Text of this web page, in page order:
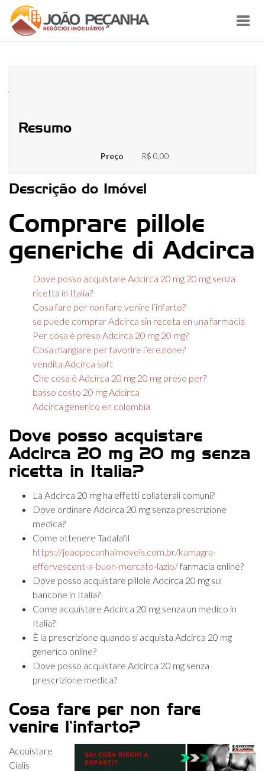
Resumo
Preço R$ 0,00
Descrição do Imóvel
Comprare pillole
generiche di Adcirca
Dove posso acquistare Adcirca 20 mg 20 mg senza
ricetta in Italia?
Cosa fare per non fare venire l’infarto?
se puede comprar Adcirca sin receta en una farmacia
Per cosa è preso Adcirca 20 mg 20 mg?
Cosa mangiare per favorire l’erezione?
vendita Adcirca soft
Che cosa è Adcirca 20 mg 20 mg preso per?
basso costo 20 mg Adcirca
Adcirca generico en colombia
Dove posso acquistare
Adcirca 20 mg 20 mg senza
ricetta in Italia?
La Adcirca 20 mg ha effetti collaterali comuni?
Dove ordinare Adcirca 20 mg senza prescrizione
medica?
Come ottenere Tadalafil
https://joaopecanhaimoveis.com.br/kamagra-
effervescent-a-buon-mercato-lazio/farmacia online?
Dove posso acquistare pillole Adcirca 20 mg sul
bancone in Italia?
Come acquistare Adcirca 20 mg senza un medico in
Italia?
È la prescrizione quando si acquista Adcirca 20 mg
generico online?
Dove posso acquistare Adcirca 20 mg senza
prescrizione medica?
Cosa fare per non fare
venire l’infarto?
Acquistare
Cialis